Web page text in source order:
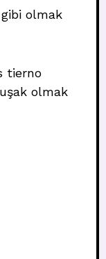
olmak
tierno
olmak